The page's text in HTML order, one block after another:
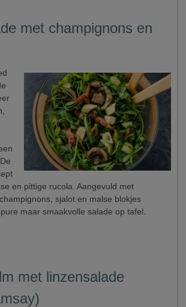
met champignons en
en pittige rucola. Aangevuld met
sjalot en malse blokjes
maar smaakvolle salade op tafel.
met linzensalade